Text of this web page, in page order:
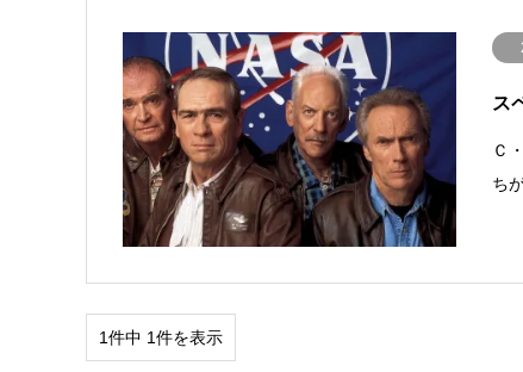
ス
Ｃ
ち
1件中 1件を表示